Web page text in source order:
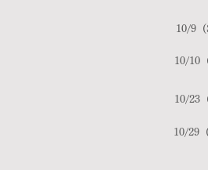
10/9
10/10
10/23
10/29